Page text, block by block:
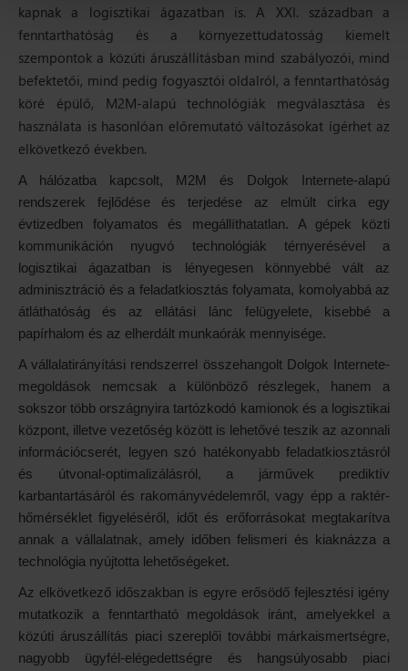
kapnak a logisztikai ágazatban is. A XXI. században a
fenntarthatóság és a környezettudatosság kiemelt
szempontok a közúti áruszállításban mind szabályozói, mind
befektetői, mind pedig fogyasztói oldalról, a fenntarthatóság
köré épülő, M2M-alapú technológiák megválasztása és
használata is hasonlóan előremutató változásokat ígérhet az
elkövetkező években.
A hálózatba kapcsolt, M2M és Dolgok Internete-alapú
rendszerek fejlődése és terjedése az elmúlt cirka egy
évtizedben folyamatos és megállíthatatlan. A gépek közti
kommunikáción nyugvó technológiák térnyerésével a
logisztikai ágazatban is lényegesen könnyebbé vált az
adminisztráció és a feladatkiosztás folyamata, komolyabbá az
átláthatóság és az ellátási lánc felügyelete, kisebbé a
papírhalom és az elherdált munkaórák mennyisége.
A vállalatirányítási rendszerrel összehangolt Dolgok Internete-
megoldások nemcsak a különböző részlegek, hanem a
sokszor több országnyira tartózkodó kamionok és a logisztikai
központ, illetve vezetőség között is lehetővé teszik az azonnali
információcserét, legyen szó hatékonyabb feladatkiosztásról
és útvonal-optimalizálásról, a járművek prediktív
karbantartásáról és rakományvédelemről, vagy épp a raktér-
hőmérséklet figyeléséről, időt és erőforrásokat megtakarítva
annak a vállalatnak, amely időben felismeri és kiaknázza a
technológia nyújtotta lehetőségeket.
Az elkövetkező időszakban is egyre erősödő fejlesztési igény
mutatkozik a fenntartható megoldások iránt, amelyekkel a
közúti áruszállítás piaci szereplői további márkaismertségre,
nagyobb ügyfél-elégedettségre és hangsúlyosabb piaci